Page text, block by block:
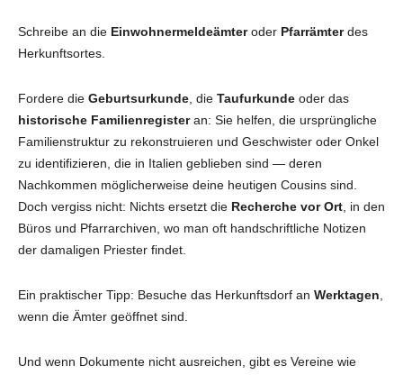
Schreibe an die Einwohnermeldeämteroder Pfarrämterdes
Herkunftsortes.
Fordere die Geburtsurkunde , die Taufurkunde oder das
historische Familienregisteran: Sie helfen, die ursprüngliche
Familienstruktur zu rekonstruieren und Geschwister oder Onkel
zu identifizieren, die in Italien geblieben sind — deren
Nachkommen möglicherweise deine heutigen Cousins sind.
Doch vergiss nicht: Nichts ersetzt die Recherche vor Ort , in den
Büros und Pfarrarchiven, wo man oft handschriftliche Notizen
der damaligen Priester findet.
Ein praktischer Tipp: Besuche das Herkunftsdorf an Werktagen
wenn die Ämter geöffnet sind.
Und wenn Dokumente nicht ausreichen, gibt es Vereine wie